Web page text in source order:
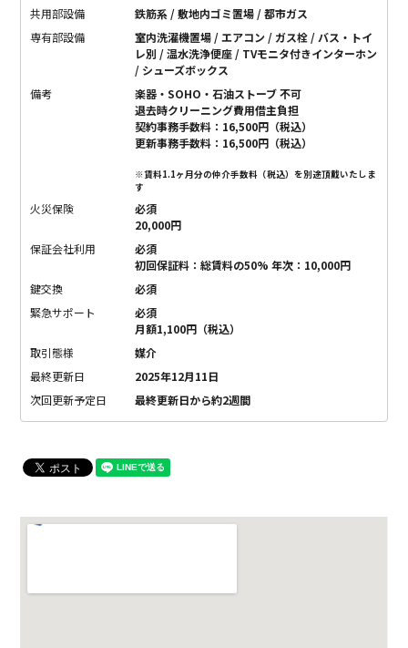
共用部設備
鉄筋系 / 敷地内ゴミ置場 / 都市ガス
専有部設備
室内洗濯機置場 / エアコン / ガス栓 / バス・トイ
レ別 / 温水洗浄便座 / TVモニタ付きインターホン
/ シューズボックス
備考
楽器・SOHO・石油ストーブ 不可
退去時クリーニング費用借主負担
契約事務手数料：16,500円（税込）
更新事務手数料：16,500円（税込）
※賃料1.1ヶ月分の仲介手数料（税込）を別途頂戴いたしま
す
火災保険
必須
20,000円
保証会社利用
必須
初回保証料：総賃料の50% 年次：10,000円
鍵交換
必須
緊急サポート
必須
月額1,100円（税込）
取引態様
媒介
最終更新日
2025年12月11日
次回更新予定日
最終更新日から約2週間